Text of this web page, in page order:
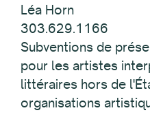
Léa Horn
303.629.1166
Subventions de
pour les artistes
littéraires hors de
organisations